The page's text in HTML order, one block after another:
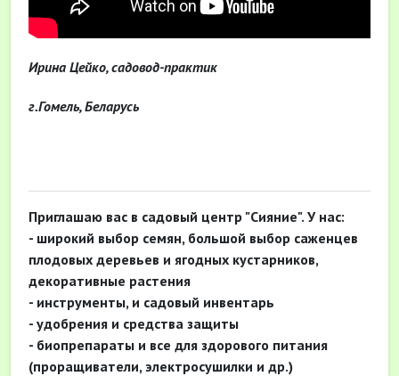
Ирина Цейко, садовод-практик
г.Гомель, Беларусь
Приглашаю вас в садовый центр "Сияние". У нас:
- широкий выбор семян, большой выбор саженцев
плодовых деревьев и ягодных кустарников,
декоративные растения
- инструменты, и садовый инвентарь
- удобрения и средства защиты
- биопрепараты и все для здорового питания
(проращиватели, электросушилки и др.)